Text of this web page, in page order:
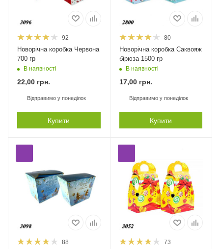
92
Новорічна коробка Червона
700 гр
В наявності
22,00 грн.
Відправимо у понеділок
Купити
80
Новорічна коробка Саквояж
бірюза 1500 гр
В наявності
17,00грн.
Відправимо у понеділок
Купити
88 73